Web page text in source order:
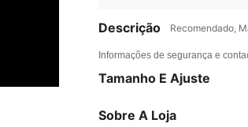
Descrição Recomendado,
Informações de segurança e
Tamanho E Ajuste
Sobre A Loja
4,85